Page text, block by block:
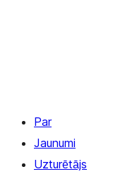
Par
Jaunumi
Uzturētājs